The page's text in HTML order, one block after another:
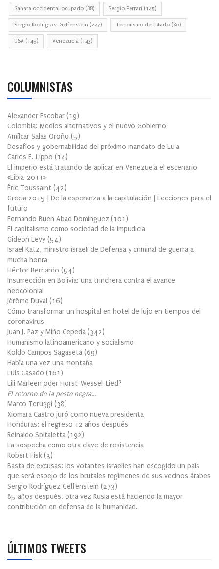
Sahara occidental ocupado (88) Sergio Ferrari (145)
Sergio Rodríguez Gelfenstein (227) Terrorismo de Estado (80)
USA (145) Venezuela (143)
COLUMNISTAS
Alexander Escobar (19)
Colombia: Medios alternativos y el nuevo Gobierno
Amílcar Salas Oroño (5)
Desafíos y gobernabilidad del próximo mandato de Lula
Carlos E. Lippo (14)
El imperio está tratando de aplicar en Venezuela el escenario
«Libia-2011»
Éric Toussaint (42)
Grecia 2015 | De la esperanza a la capitulación | Lecciones para el
futuro
Fernando Buen Abad Domínguez (101 )
El capitalismo como sociedad de la Impudicia
Gideon Levy (54)
Israel Katz, ministro israelí de Defensa y criminal de guerra a
mucha honra
Héctor Bernardo (54)
Insurrección en Bolivia: una trinchera contra el avance
neocolonial
Jérôme Duval (16)
Cómo transformar un hospital en hotel de lujo en tiempos del
coronavirus
Juan J. Paz y Miño Cepeda (342)
Humanismo latinoamericano y socialismo
Koldo Campos Sagaseta (69)
Había una vez una montaña
Luis Casado (161 )
Lili Marleen oder Horst-Wessel-Lied?
El retorno de la peste negra…
Marco Teruggi (38)
Xiomara Castro juró como nueva presidenta
Honduras: el regreso 12 años después
Reinaldo Spitaletta (192)
La sospecha como otra clave de resistencia
Robert Fisk (3)
Basta de excusas: los votantes israelíes han escogido un país
que será espejo de los brutales regímenes de sus vecinos árabes
Sergio Rodríguez Gelfenstein (273)
85 años después, otra vez Rusia está haciendo la mayor
contribución en defensa de la humanidad.
ÚLTIMOS TWEETS